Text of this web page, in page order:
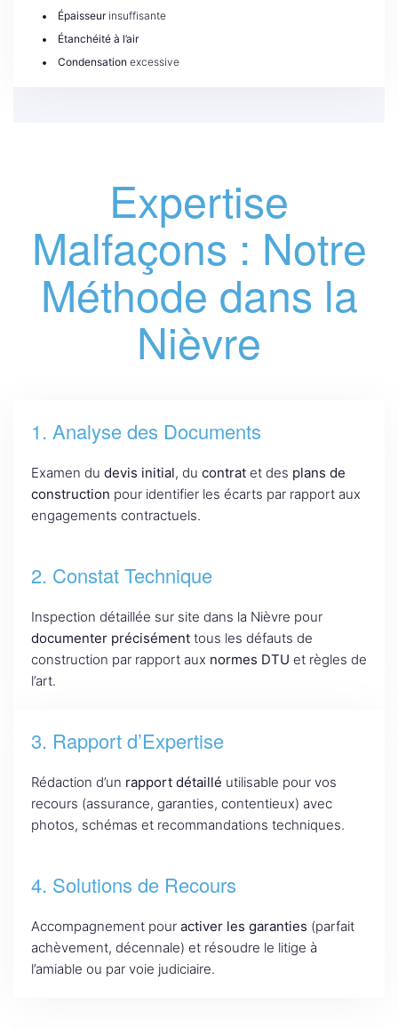
Épaisseurinsuffisante
Étanchéité à l’air
Condensation excessive
Expertise
Malfaçons : Notre
Méthode dans la
Nièvre
1. Analyse des Documents
Examen du devis initial, du contrat et des plans de
construction pour identifier les écarts par rapport aux
engagements contractuels.
2. Constat Technique
Inspection détaillée sur site dans la Nièvre pour
documenter précisément tous les défauts de
construction par rapport aux normes DTU et règles de
l’art.
3. Rapport d’Expertise
Rédaction d’un rapport détaillé utilisable pour vos
recours (assurance, garanties, contentieux) avec
photos, schémas et recommandations techniques.
4. Solutions de Recours
Accompagnement pour activer les garanties (parfait
achèvement, décennale) et résoudre le litige à
l’amiable ou par voie judiciaire.